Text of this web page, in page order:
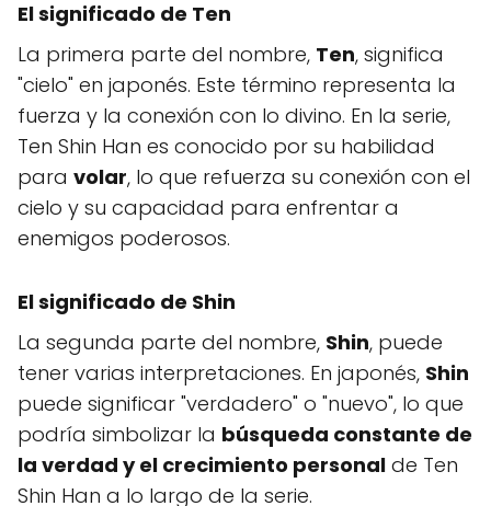
El significado de Ten
La primera parte del nombre, Ten, significa
"cielo" en japonés. Este término representa la
fuerza y la conexión con lo divino. En la serie,
Ten Shin Han es conocido por su habilidad
para volar, lo que refuerza su conexión con el
cielo y su capacidad para enfrentar a
enemigos poderosos.
El significado de Shin
La segunda parte del nombre, Shin, puede
tener varias interpretaciones. En japonés, Shin
puede significar "verdadero" o "nuevo", lo que
podría simbolizar la búsqueda constante de
la verdad y el crecimiento personal de Ten
Shin Han a lo largo de la serie.